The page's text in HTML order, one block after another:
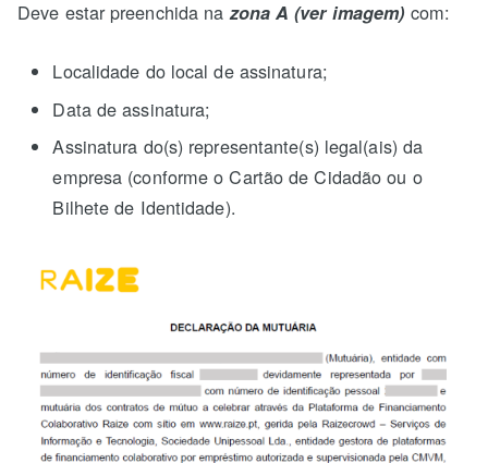
Deve estar preenchida nazona A (ver imagem) com:
Localidade do local de assinatura;
Data de assinatura;
Assinatura do(s) representante(s) legal(ais) da
empresa (conforme o Cartão de Cidadão ou o
Bilhete de Identidade).